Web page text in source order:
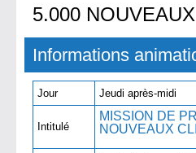
5.000
Informations
Jour Jeudi après-midi
Intitulé
MISSION DE